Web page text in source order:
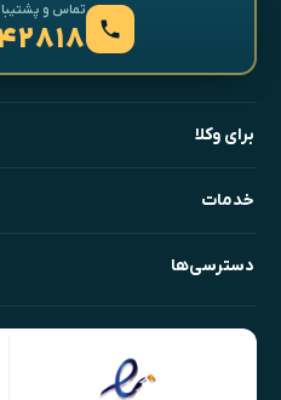
تماس و پشتیبانی
برای وکلا
خدمات
دسترسی‌ها